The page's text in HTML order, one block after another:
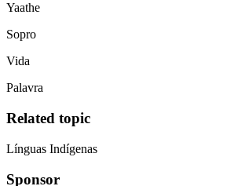
Yaathe
Sopro
Vida
Palavra
Related topic
Línguas Indígenas
Sponsor